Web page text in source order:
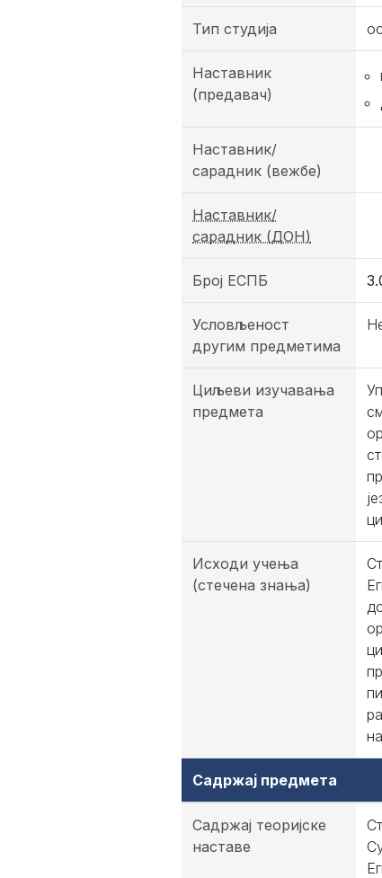
Тип студија
Наставник
(предавач)
Наставник/
сарадник (вежбе)
Наставник/
сарадник (ДОН)
Број ЕСПБ
Условљеност
другим предметима
Циљеви изучавања
предмета
Исходи учења
(стечена знања)
Садржај предмета
Садржај теоријске
наставе